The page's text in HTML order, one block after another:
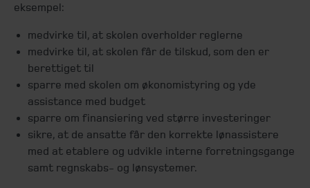
eksempel:
medvirke til, at skolen overholder reglerne
medvirke til, at skolen får de tilskud, som den er
berettiget til
sparre med skolen om økonomistyring og yde
assistance med budget
sparre om finansiering ved større investeringer
sikre, at de ansatte får den korrekte lønassistere
med at etablere og udvikle interne forretningsgange
samt regnskabs- og lønsystemer.